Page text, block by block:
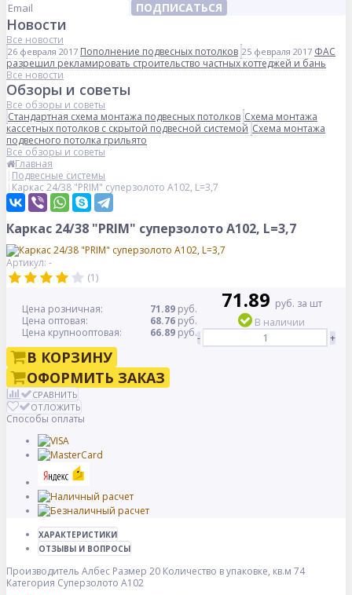
ПОДПИСАТЬСЯ
Новости
Все новости
26 февраля 2017 Пополнение подвесных потолков 25 февраля 2017 ФАС
разрешил рекламировать строительство частных коттеджей и бань
Все новости
Обзоры и советы
Все обзоры и советы
Стандартная схема монтажа подвесных потолков Схема монтажа
кассетных потолков с скрытой подвесной системой Схема монтажа
подвесного потолка грильято
Все обзоры и советы
Главная
Подвесные системы
Каркас 24/38 "PRIM" суперзолото А102, L=3,7
Каркас 24/38 "PRIM" суперзолото А102, L=3,7
Артикул: -
(1)
Цена розничная: 71.89 руб.
Цена оптовая:
68.76 руб.
Цена крупнооптовая:
66.89 руб.
71.89 руб. за шт
В наличии
-
+
В КОРЗИНУ
ОФОРМИТЬ ЗАКАЗ
СРАВНИТЬ
ОТЛОЖИТЬ
Способы оплаты
ХАРАКТЕРИСТИКИ
ОТЗЫВЫ И ВОПРОСЫ
Производитель Албес Размер 20 Количество в упаковке, кв.м 74
Категория Суперзолото А102